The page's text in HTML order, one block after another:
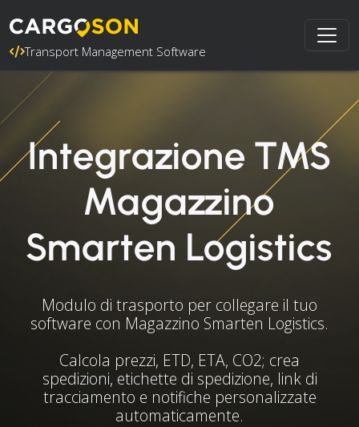
Transport Management Software
Integrazione TMS
Magazzino
Smarten Logistics
Modulo di trasporto per collegare il tuo
software con Magazzino Smarten Logistics.
Calcola prezzi, ETD, ETA, CO2; crea
spedizioni, etichette di spedizione, link di
tracciamento e notifiche personalizzate
automaticamente.